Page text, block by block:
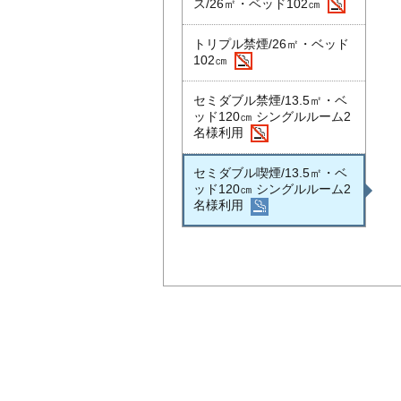
ス/26㎡・ベッド102㎝
トリプル禁煙/26㎡・ベッド
102㎝
セミダブル禁煙/13.5㎡・ベ
ッド120㎝ シングルルーム2
名様利用
セミダブル喫煙/13.5㎡・ベ
ッド120㎝ シングルルーム2
名様利用